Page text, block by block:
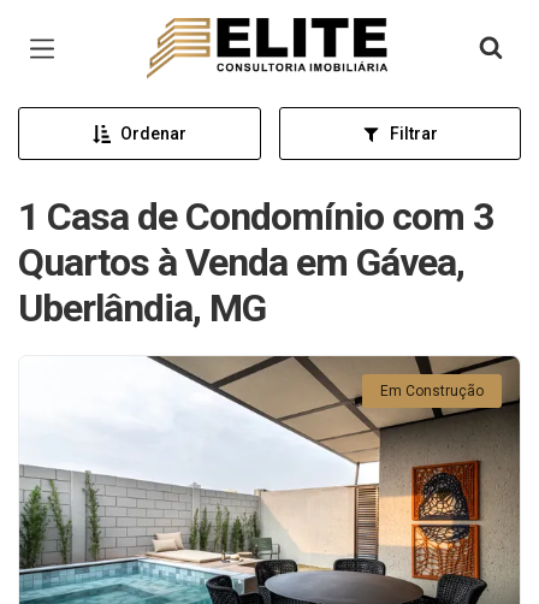
Página inicial
Ordenar Filtrar
1 Casa de Condomínio com 3
Quartos à Venda em Gávea,
Uberlândia, MG
Em Construção